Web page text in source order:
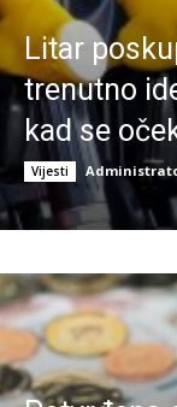
Litar
trenutno
kad se
Vijesti